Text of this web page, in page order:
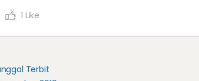
1 Like
Terbit